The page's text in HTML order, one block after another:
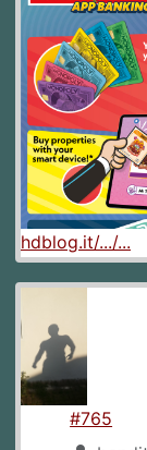
hdblog.it/.../...
#765